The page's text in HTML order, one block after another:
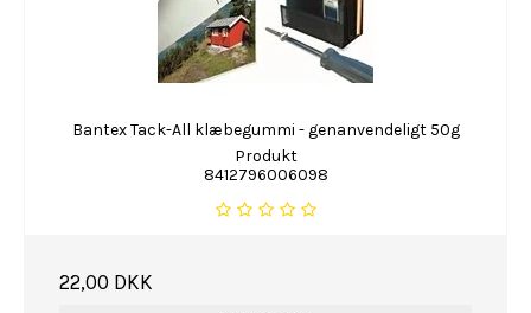
Bantex Tack-All klæbegummi - genanvendeligt 50g
Produkt
8412796006098
22,00 DKK